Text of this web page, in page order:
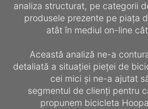
analiza structurat, pe categorii
produsele prezente pe piața
atât în mediul on-line
Această analiză ne-a
detaliată a situației pieței de
cei mici și ne-a ajutat
segmentul de clienți pentru
propunem bicicleta